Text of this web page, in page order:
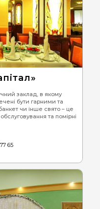
заклад, в якому
бути гарними та
чи інше свято – це
та помірні
65